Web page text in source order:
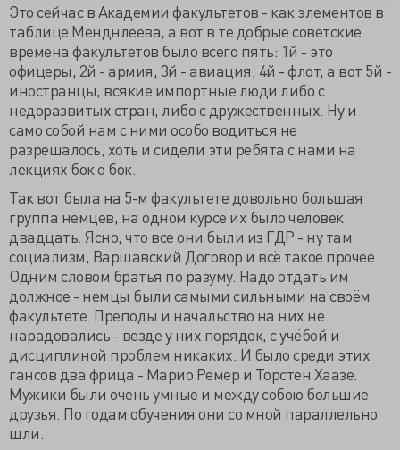
Это сейчас в Академии факультетов - как элементов в
таблице Менднлеева, а вот в те добрые советские
времена факультетов было всего пять: 1й - это
офицеры, 2й - армия, 3й - авиация, 4й - флот, а вот 5й -
иностранцы, всякие импортные люди либо с
недоразвитых стран, либо с дружественных. Ну и
само собой нам с ними особо водиться не
разрешалось, хоть и сидели эти ребята с нами на
лекциях бок о бок.
Так вот была на 5-м факультете довольно большая
группа немцев, на одном курсе их было человек
двадцать. Ясно, что все они были из ГДР - ну там
социализм, Варшавский Договор и всё такое прочее.
Одним словом братья по разуму. Надо отдать им
должное - немцы были самыми сильными на своём
факультете. Преподы и начальство на них не
нарадовались - везде у них порядок, с учёбой и
дисциплиной проблем никаких. И было среди этих
гансов два фрица - Марио Ремер и Торстен Хаазе.
Мужики были очень умные и между собою большие
друзья. По годам обучения они со мной параллельно
шли.